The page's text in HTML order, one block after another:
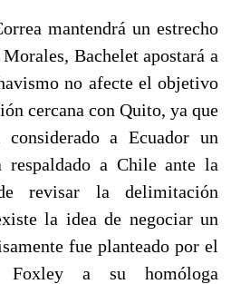
mantendrá un estrecho
Bachelet apostará a
no afecte el objetivo
cercana con Quito, ya que
considerado a Ecuador un
respaldado a Chile ante la
revisar la delimitación
la idea de negociar un
fue planteado por el
Foxley a su homóloga